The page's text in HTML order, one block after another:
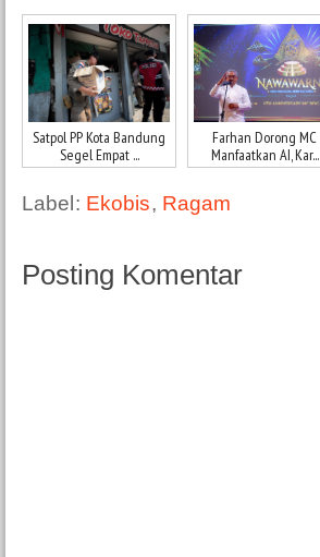
Satpol PP Kota Bandung
Segel Empat ...
Farhan Dorong MC
Manfaatkan AI, Kar...
Label: Ekobis, Ragam
Posting Komentar